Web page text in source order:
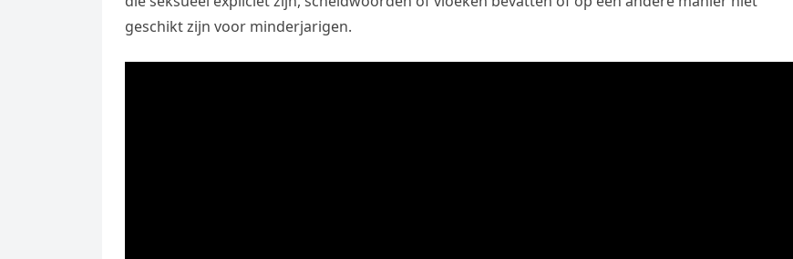
geschikt zijn voor minderjarigen.